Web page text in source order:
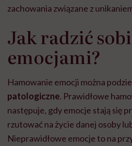
zachowania związane z
Jak radzić
emocjami?
Hamowanie emocji można
patologiczne. Prawidłowe
następuje, gdy emocje stają się
rzutować na życie danej osoby
Nieprawidłowe emocje to na